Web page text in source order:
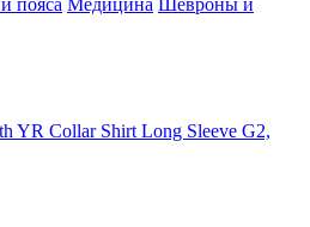
пояса Медицина Шевроны и
YR Collar Shirt Long Sleeve G2,